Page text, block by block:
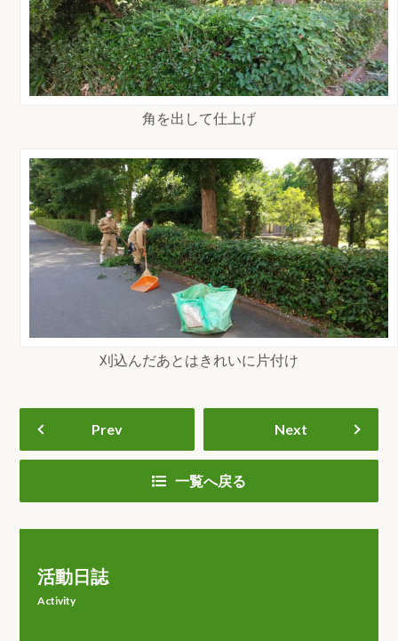
角を出して仕上げ
刈込んだあとはきれいに片付け
Prev Next
一覧へ戻る
活動日誌
Activity